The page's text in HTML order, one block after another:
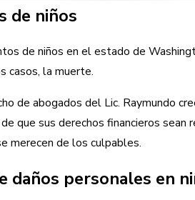
de niños
de niños en el estado de
casos, la muerte.
de abogados del Lic. Raymundo
que sus derechos financieros
merecen de los culpables.
daños personales en